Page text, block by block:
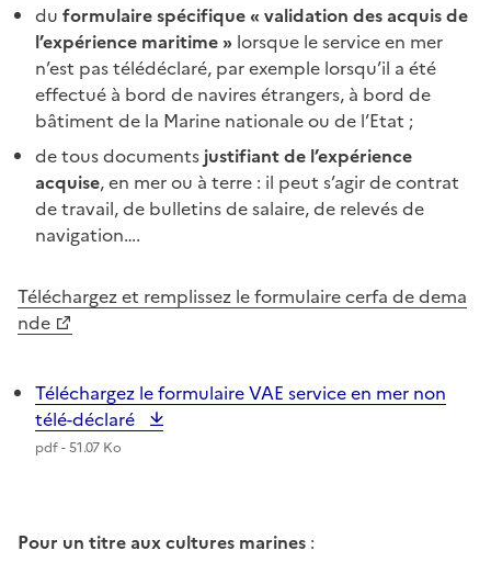
du formulaire spécifique « validation des acquis de
l’expérience maritime » lorsque le service en mer
n’est pas télédéclaré, par exemple lorsqu’il a été
effectué à bord de navires étrangers, à bord de
bâtiment de la Marine nationale ou de l’Etat ;
de tous documents justifiant de l’expérience
acquise, en mer ou à terre : il peut s’agir de contrat
de travail, de bulletins de salaire, de relevés de
navigation….
Téléchargez et remplissez le formulaire cerfa de dema
nde
Téléchargez le formulaire VAE service en mer non
télé-déclaré
pdf - 51.07 Ko
Pour un titre aux cultures marines :